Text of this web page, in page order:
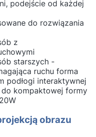
podejście od każdej
do rozwiązania
z
starszych -
ruchu forma
podłogi interaktywnej
do kompaktowej formy
obrazu